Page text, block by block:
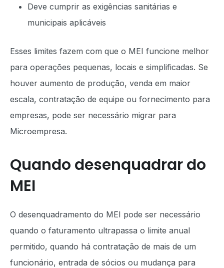
Deve cumprir as exigências sanitárias e
municipais aplicáveis
Esses limites fazem com que o MEI funcione melhor
para operações pequenas, locais e simplificadas. Se
houver aumento de produção, venda em maior
escala, contratação de equipe ou fornecimento para
empresas, pode ser necessário migrar para
Microempresa.
Quando desenquadrar do
MEI
O desenquadramento do MEI pode ser necessário
quando o faturamento ultrapassa o limite anual
permitido, quando há contratação de mais de um
funcionário, entrada de sócios ou mudança para